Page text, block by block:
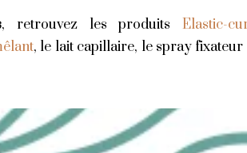
, retrouvez les produitsElastic-
, le lait capillaire, le spray